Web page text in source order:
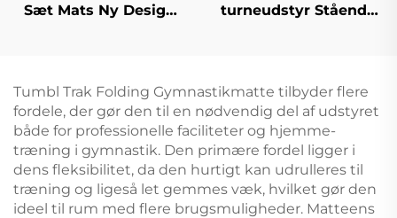
Sæt Mats Ny Design
turneudstyr Stående
Tumbl Trak Folding Gymnastikmatte tilbyder flere
fordele, der gør den til en nødvendig del af udstyret
både for professionelle faciliteter og hjemme-
træning i gymnastik. Den primære fordel ligger i
dens fleksibilitet, da den hurtigt kan udrulleres til
træning og ligeså let gemmes væk, hvilket gør den
ideel til rum med flere brugsmuligheder. Matteens